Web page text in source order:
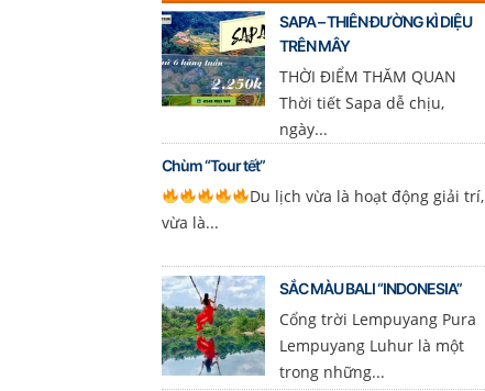
SAPA – THIÊN ĐƯỜNG KÌ DIỆU
TRÊN MÂY
THỜI ĐIỂM THĂM QUAN
Thời tiết Sapa dễ chịu,
ngày...
Chùm “Tour tết”
Du lịch vừa là hoạt động giải trí,
vừa là...
SẮC MÀU BALI “INDONESIA”
Cổng trời Lempuyang Pura
Lempuyang Luhur là một
trong những...